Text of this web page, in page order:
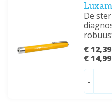
De
€ 12,39
€ 14,99
-